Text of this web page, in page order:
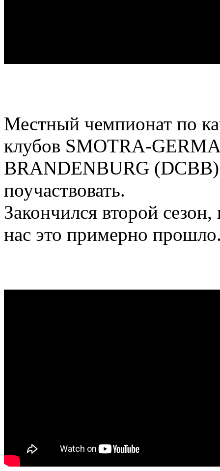
Местный чемпионат по
клубов SMOTRA-
BRANDENBURG (DCBB)
поучаствовать.
Закончился второй
нас это примерно